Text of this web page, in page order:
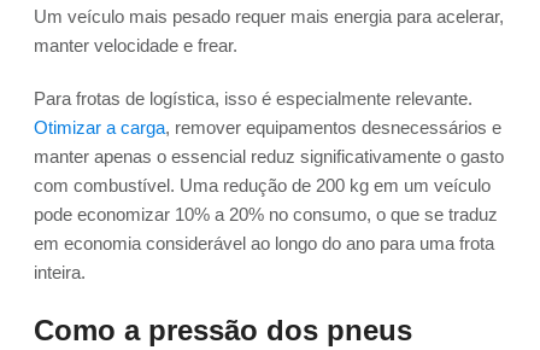
Um veículo mais pesado requer mais energia para acelerar,
manter velocidade e frear.
Para frotas de logística, isso é especialmente relevante.
Otimizar a carga, remover equipamentos desnecessários e
manter apenas o essencial reduz significativamente o gasto
com combustível. Uma redução de 200 kg em um veículo
pode economizar 10% a 20% no consumo, o que se traduz
em economia considerável ao longo do ano para uma frota
inteira.
Como a pressão dos pneus